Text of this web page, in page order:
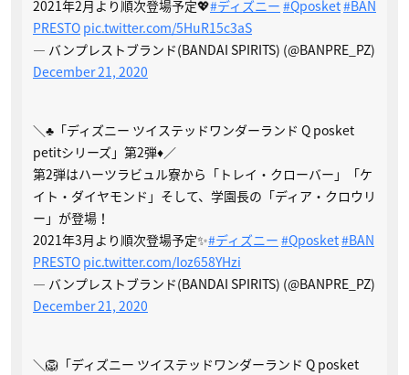
2021年2月より順次登場予定💖#ディズニー #Qposket#BAN
PRESTO pic.twitter.com/5HuR15c3aS
— バンプレストブランド(BANDAI SPIRITS) (@BANPRE_PZ)
December 21, 2020
＼♣「ディズニー ツイステッドワンダーランド Q posket
petitシリーズ」第2弾♦／
第2弾はハーツラビュル寮から「トレイ・クローバー」「ケ
イト・ダイヤモンド」そして、学園長の「ディア・クロウリ
ー」が登場！
2021年3月より順次登場予定✨#ディズニー #Qposket#BAN
PRESTO pic.twitter.com/Ioz658YHzi
— バンプレストブランド(BANDAI SPIRITS) (@BANPRE_PZ)
December 21, 2020
＼🦁「ディズニー ツイステッドワンダーランド Q posket